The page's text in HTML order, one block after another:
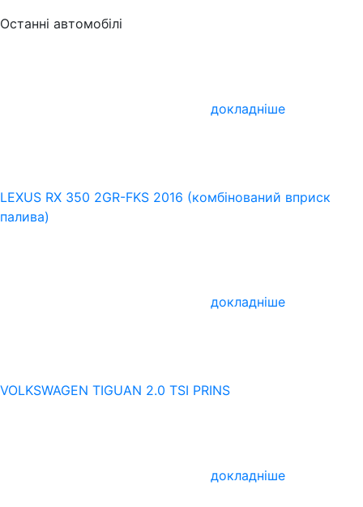
Останні автомобілі
докладніше
LEXUS RX 350 2GR-FKS 2016 (комбінований вприск
палива)
докладніше
VOLKSWAGEN TIGUAN 2.0 TSI PRINS
докладніше